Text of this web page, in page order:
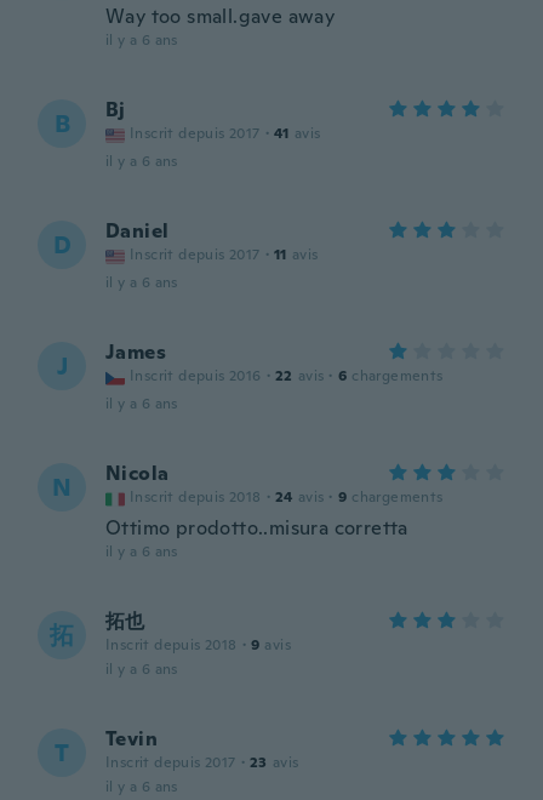
Way too small.gave away
il y a 6 ans
B Bj
Inscrit depuis 2017 · 41 avis
il y a 6 ans
D Daniel
Inscrit depuis 2017 · 11 avis
il y a 6 ans
J James
Inscrit depuis 2016 · 22 avis · 6 chargements
il y a 6 ans
N Nicola
Inscrit depuis 2018 · 24 avis · 9 chargements
Ottimo prodotto..misura corretta
il y a 6 ans
拓 拓也
Inscrit depuis 2018 · 9 avis
il y a 6 ans
T Tevin
Inscrit depuis 2017 · 23 avis
il y a 6 ans